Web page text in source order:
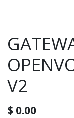
V2
$ 0.00